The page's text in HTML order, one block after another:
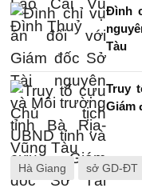
Đình
Tàu
Truy
Giám
Hà Giang sở GD-ĐT